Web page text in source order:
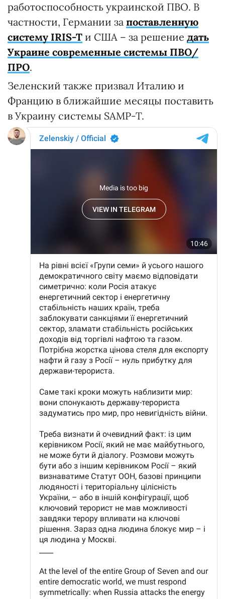
работоспособность украинской ПВО. В
частности, Германии за поставленную
систему IRIS-T и США – за решение дать
Украине современные системы ПВО/
ПРО.
Зеленский также призвал Италию и
Францию в ближайшие месяцы поставить
в Украину системы SAMP-T.